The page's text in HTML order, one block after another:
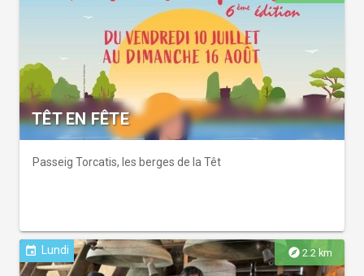
TÊT EN FÊTE
Passeig Torcatis, les berges de la Têt
explore 2.2 km
event Lundi